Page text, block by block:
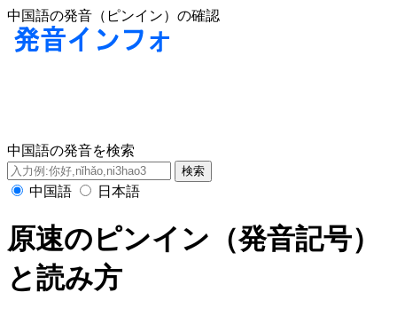
中国語の発音（ピンイン）の確認
中国語の発音を検索
中国語 日本語
原速のピンイン（発音記号）
と読み方